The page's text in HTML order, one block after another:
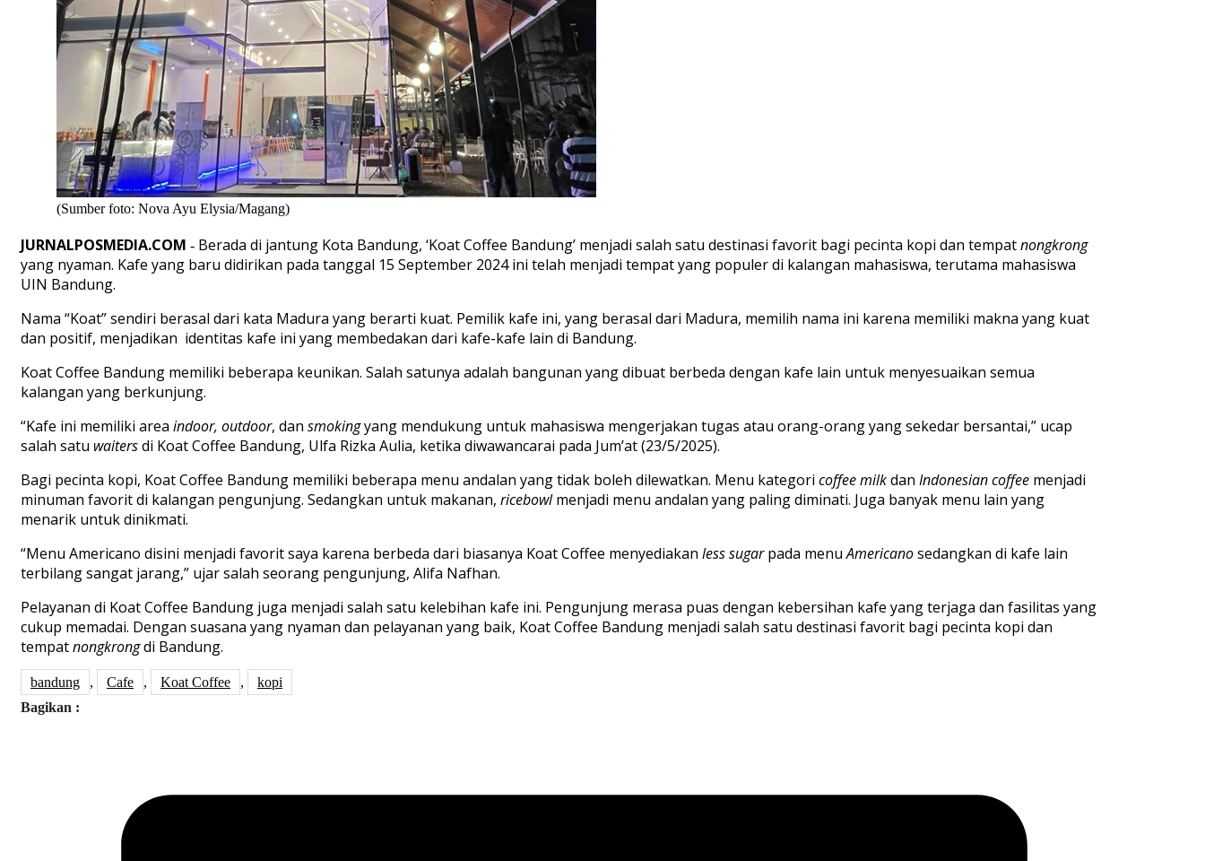
(Sumber foto: Nova Ayu Elysia/Magang)
JURNALPOSMEDIA.COM ‐ Berada di jantung Kota Bandung, ‘Koat Coffee Bandung’ menjadi salah satu destinasi favorit bagi pecinta kopi dan tempatnongkrong
yang nyaman. Kafe yang baru didirikan pada tanggal 15 September 2024 ini telah menjadi tempat yang populer di kalangan mahasiswa, terutama mahasiswa
UIN Bandung.
Nama “Koat” sendiri berasal dari kata Madura yang berarti kuat. Pemilik kafe ini, yang berasal dari Madura, memilih nama ini karena memiliki makna yang kuat
dan positif, menjadikan identitas kafe ini yang membedakan dari kafe-kafe lain di Bandung.
Koat Coffee Bandung memiliki beberapa keunikan. Salah satunya adalah bangunan yang dibuat berbeda dengan kafe lain untuk menyesuaikan semua
kalangan yang berkunjung.
“Kafe ini memiliki area indoor, outdoor, dan smokingyang mendukung untuk mahasiswa mengerjakan tugas atau orang-orang yang sekedar bersantai,” ucap
salah satu waitersdi Koat Coffee Bandung, Ulfa Rizka Aulia, ketika diwawancarai pada Jum’at (23/5/2025).
Bagi pecinta kopi, Koat Coffee Bandung memiliki beberapa menu andalan yang tidak boleh dilewatkan. Menu kategori coffee milkdan Indonesian coffee menjadi
minuman favorit di kalangan pengunjung. Sedangkan untuk makanan, ricebowlmenjadi menu andalan yang paling diminati. Juga banyak menu lain yang
menarik untuk dinikmati.
“Menu Americano disini menjadi favorit saya karena berbeda dari biasanya Koat Coffee menyediakan less sugarpada menuAmericanosedangkan di kafe lain
terbilang sangat jarang,” ujar salah seorang pengunjung, Alifa Nafhan.
Pelayanan di Koat Coffee Bandung juga menjadi salah satu kelebihan kafe ini. Pengunjung merasa puas dengan kebersihan kafe yang terjaga dan fasilitas yang
cukup memadai. Dengan suasana yang nyaman dan pelayanan yang baik, Koat Coffee Bandung menjadi salah satu destinasi favorit bagi pecinta kopi dan
tempatnongkrongdi Bandung.
bandung , Cafe , Koat Coffee ,
kopi
Bagikan :